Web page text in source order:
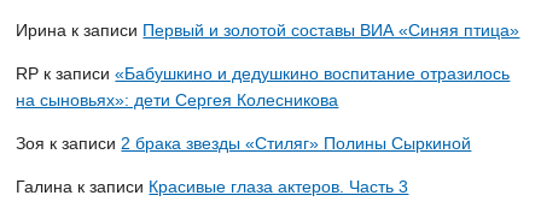
Ирина к записи Первый и золотой составы ВИА «Синяя птица»
RP к записи«Бабушкино и дедушкино воспитание отразилось
на сыновьях»: дети Сергея Колесникова
Зоя к записи 2 брака звезды «Стиляг» Полины Сыркиной
Галина к записи Красивые глаза актеров. Часть 3